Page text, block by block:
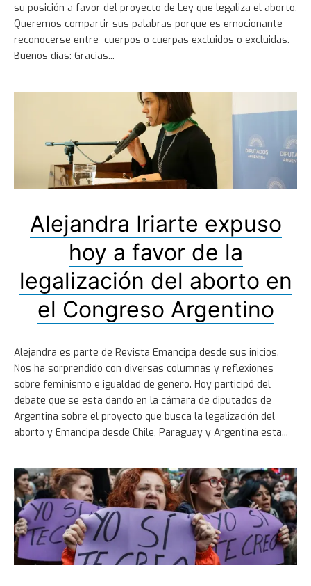
su posición a favor del proyecto de Ley que legaliza el aborto.
Queremos compartir sus palabras porque es emocionante
reconocerse entre cuerpos o cuerpas excluidos o excluidas.
Buenos días: Gracias
Alejandra Iriarte expuso
hoy a favor de la
legalización del aborto en
el Congreso Argentino
Alejandra es parte de Revista Emancipa desde sus inicios.
Nos ha sorprendido con diversas columnas y reflexiones
sobre feminismo e igualdad de genero. Hoy participó del
debate que se esta dando en la cámara de diputados de
Argentina sobre el proyecto que busca la legalización del
aborto y Emancipa desde Chile, Paraguay y Argentina esta